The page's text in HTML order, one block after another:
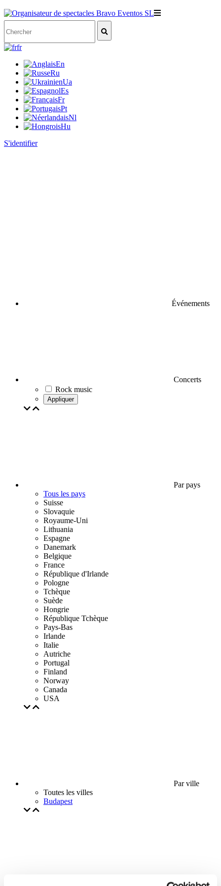
fr
En
Ru
Ua
Es
Fr
Pt
Nl
Hu
S'identifier
Événements
Concerts
Rock music
Appliquer
Par pays
Tous les pays
Suisse
Slovaquie
Royaume-Uni
Lithuania
Espagne
Danemark
Belgique
France
République d'Irlande
Pologne
Tchèque
Suède
Hongrie
République Tchèque
Pays-Bas
Irlande
Italie
Autriche
Portugal
Finland
Norway
Canada
USA
Par ville
Toutes les villes
Budapest